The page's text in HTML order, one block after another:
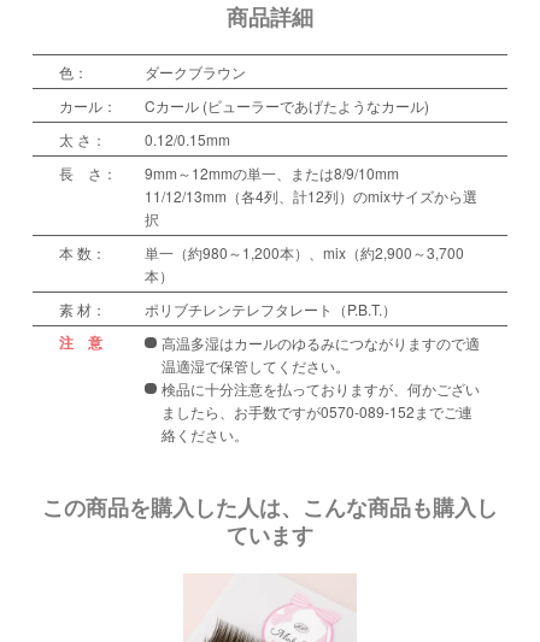
商品詳細
色：
ダークブラウン
カール：
Cカール (ビューラーであげたようなカール)
太 さ：
0.12/0.15mm
長 さ：
9mm～12mmの単一、または8/9/10mm
11/12/13mm（各4列、計12列）のmixサイズから選
択
本 数：
単一（約980～1,200本）、mix（約2,900～3,700
本）
素 材：
ポリブチレンテレフタレート（P.B.T.）
注 意
高温多湿はカールのゆるみにつながりますので適
温適湿で保管してください。
検品に十分注意を払っておりますが、何かござい
ましたら、お手数ですが0570-089-152までご連
絡ください。
この商品を購入した人は、こんな商品も購入し
ています